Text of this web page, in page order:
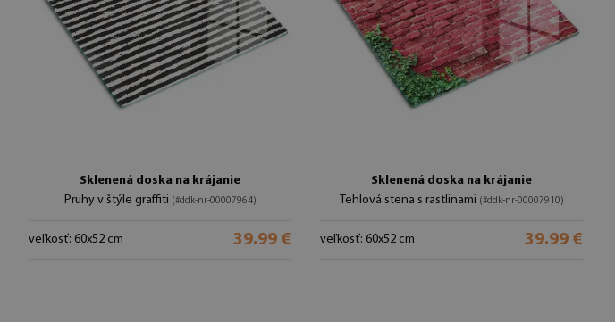
Sklenená doska na krájanie
Pruhy v štýle graffiti (#ddk-nr-00007964)
veľkosť: 60x52 cm 39.99 €
Sklenená doska na krájanie
Tehlová stena s rastlinami (#ddk-nr-00007910)
veľkosť: 60x52 cm 39.99 €